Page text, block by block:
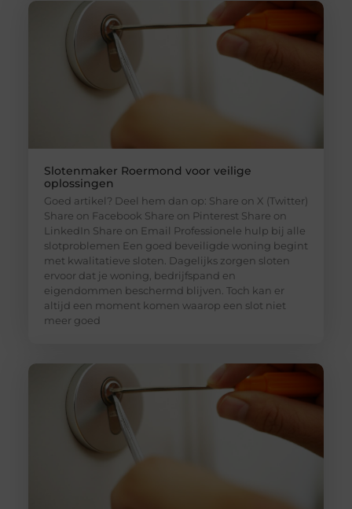
Slotenmaker Roermond voor veilige
oplossingen
Goed artikel? Deel hem dan op: Share on X (Twitter)
Share on Facebook Share on Pinterest Share on
LinkedIn Share on Email Professionele hulp bij alle
slotproblemen Een goed beveiligde woning begint
met kwalitatieve sloten. Dagelijks zorgen sloten
ervoor dat je woning, bedrijfspand en
eigendommen beschermd blijven. Toch kan er
altijd een moment komen waarop een slot niet
meer goed